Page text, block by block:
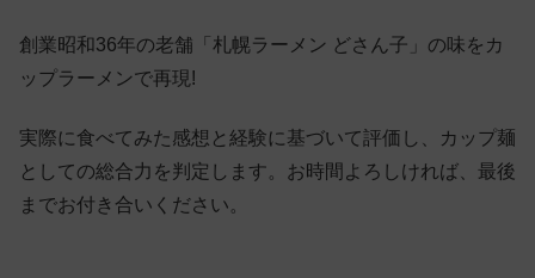
創業昭和36年の老舗「札幌ラーメン どさん子」の味をカ
ップラーメンで再現!
実際に食べてみた感想と経験に基づいて評価し、カップ麺
としての総合力を判定します。お時間よろしければ、最後
までお付き合いください。